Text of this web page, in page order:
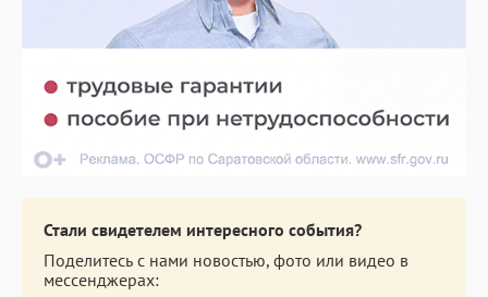
Стали свидетелем интересного события?
Поделитесь с нами новостью, фото или видео в
мессенджерах: